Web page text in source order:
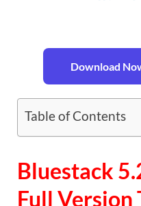
Download
Table of Contents
Bluestack
Full Version